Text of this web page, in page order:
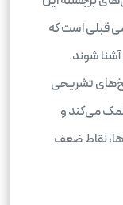
قبلی است که
آشنا شوند.
تشریحی
می‌کند و
نقاط ضعف